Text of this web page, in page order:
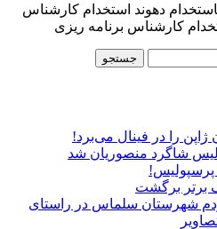
دهوند استخدام کارشناس
کارشناس برنامه ریزی
ژاپن را در فینال می‌برد!
شاگرد منصوریان شد
پرسپولیس!
برتر برگشت
شهرستان سلماس در راستای